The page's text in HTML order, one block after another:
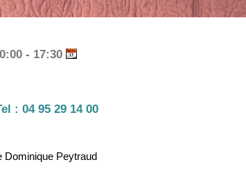
- 17:30
: 04 95 29 14 00
Peytraud